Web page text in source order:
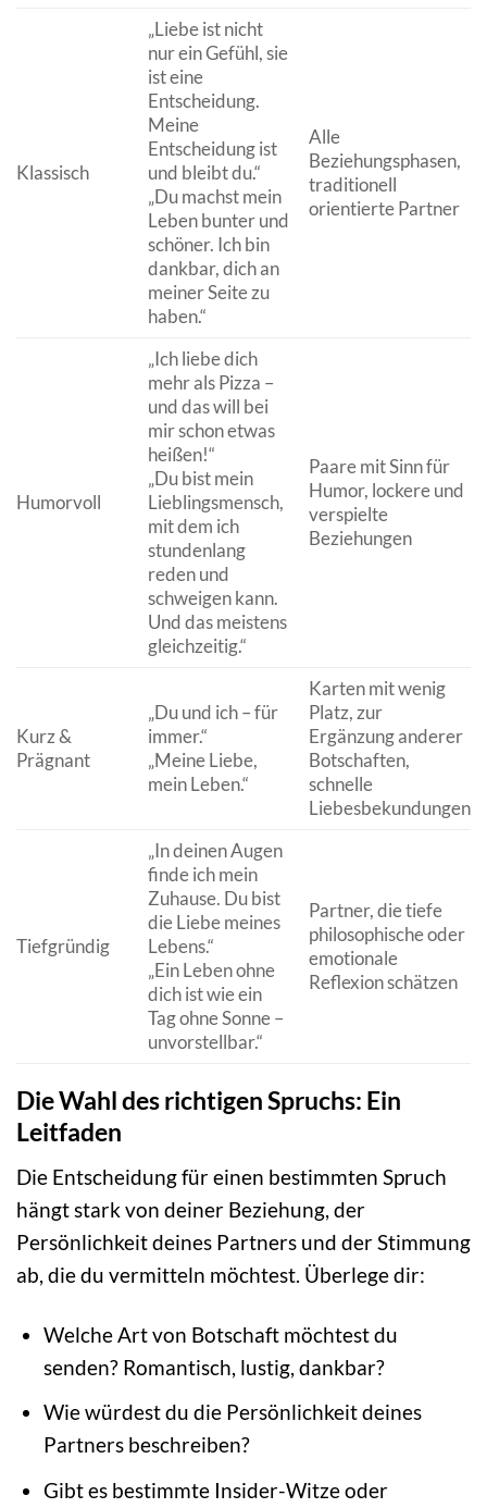
Klassisch
„Liebe ist nicht
nur ein Gefühl, sie
ist eine
Entscheidung.
Meine
Entscheidung ist
und bleibt du.“
„Du machst mein
Leben bunter und
schöner. Ich bin
dankbar, dich an
meiner Seite zu
haben.“
Alle
Beziehungsphasen,
traditionell
orientierte Partner
Humorvoll
„Ich liebe dich
mehr als Pizza –
und das will bei
mir schon etwas
heißen!“
„Du bist mein
Lieblingsmensch,
mit dem ich
stundenlang
reden und
schweigen kann.
Und das meistens
gleichzeitig.“
Paare mit Sinn für
Humor, lockere und
verspielte
Beziehungen
Kurz &
Prägnant
„Du und ich – für
immer.“
„Meine Liebe,
mein Leben.“
Karten mit wenig
Platz, zur
Ergänzung anderer
Botschaften,
schnelle
Liebesbekundungen
Tiefgründig
„In deinen Augen
finde ich mein
Zuhause. Du bist
die Liebe meines
Lebens.“
„Ein Leben ohne
dich ist wie ein
Tag ohne Sonne –
unvorstellbar.“
Partner, die tiefe
philosophische oder
emotionale
Reflexion schätzen
Die Wahl des richtigen Spruchs: Ein
Leitfaden
Die Entscheidung für einen bestimmten Spruch
hängt stark von deiner Beziehung, der
Persönlichkeit deines Partners und der Stimmung
ab, die du vermitteln möchtest. Überlege dir:
Welche Art von Botschaft möchtest du
senden? Romantisch, lustig, dankbar?
Wie würdest du die Persönlichkeit deines
Partners beschreiben?
Gibt es bestimmte Insider-Witze oder